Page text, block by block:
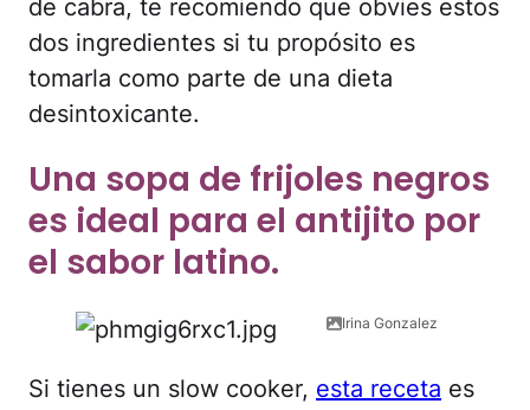
de cabra, te recomiendo que obvies estos
dos ingredientes si tu propósito es
tomarla como parte de una dieta
desintoxicante.
Una sopa de frijoles negros
es ideal para el antijito por
el sabor latino.
Irina Gonzalez
Si tienes un slow cooker, esta receta es